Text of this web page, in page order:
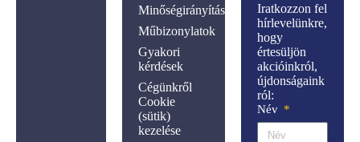
Iratkozzon fel
hírlevelünkre,
hogy
értesüljön
akcióinkról,
újdonságaink
ról:
Név
Minőségirányítás
Műbizonylatok
Gyakori
kérdések
Cégünkről
Cookie
(sütik)
kezelése